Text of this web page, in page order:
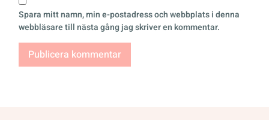
Spara mitt namn, min e-postadress och webbplats i denna
webbläsare till nästa gång jag skriver en kommentar.